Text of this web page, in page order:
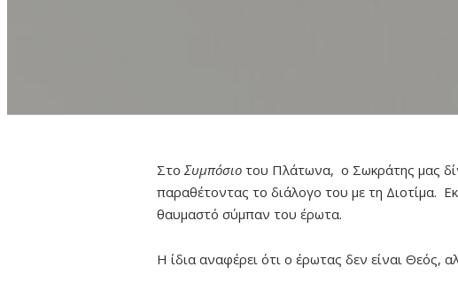
Στο Συμπόσιο του Πλάτωνα, ο Σωκράτης μας
παραθέτοντας το διάλογο του με τη Διοτίμα.
θαυμαστό σύμπαν του έρωτα.
Η ίδια αναφέρει ότι ο έρωτας δεν είναι Θεός,